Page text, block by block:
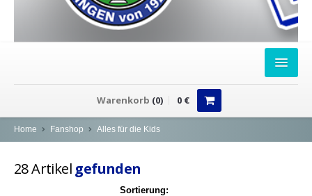
FANSHOP
T-Shirts
Warenkorb (0) 0€
Home Fanshop Alles für die Kids
28Artikel gefunden
Sortierung: